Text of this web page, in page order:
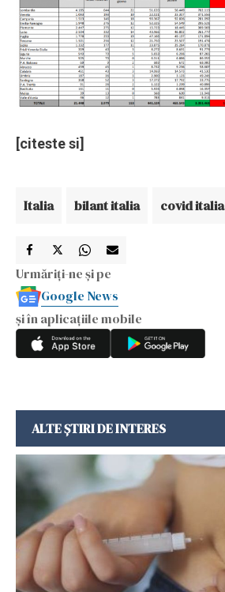
[citeste si]
Italia bilant italia covid italia
Urmăriți-ne și pe
Google News
și în aplicațiile mobile
ALTE ȘTIRI DE INTERES